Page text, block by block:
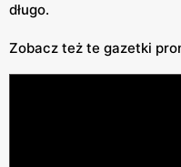
długo.
Zobacz też te gazetki